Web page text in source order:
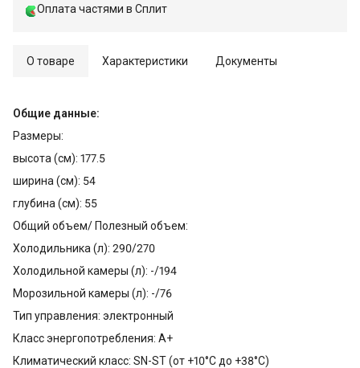
Оплата частями в Сплит
О товаре Характеристики Документы
Общие данные:
Размеры:
высота (см): 177.5
ширина (см): 54
глубина (см): 55
Общий объем/ Полезный объем:
Холодильника (л): 290/270
Холодильной камеры (л): -/194
Морозильной камеры (л): -/76
Тип управления: электронный
Класс энергопотребления: А+
Климатический класс: SN-ST (от +10°С до +38°С)